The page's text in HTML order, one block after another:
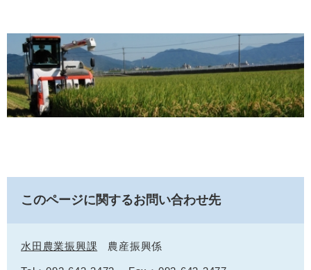
このページに関するお問い合わせ先
水田農業振興課 農産振興係